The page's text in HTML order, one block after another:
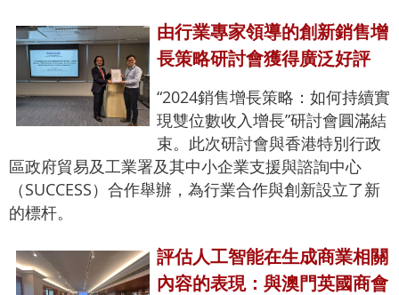
由行業專家領導的創新銷售增
長策略研討會獲得廣泛好評
“2024銷售增長策略：如何持續實
現雙位數收入增長”研討會圓滿結
束。此次研討會與香港特別行政
區政府貿易及工業署及其中小企業支援與諮詢中心
（SUCCESS）合作舉辦，為行業合作與創新設立了新
的標杆。
評估人工智能在生成商業相關
內容的表現：與澳門英國商會